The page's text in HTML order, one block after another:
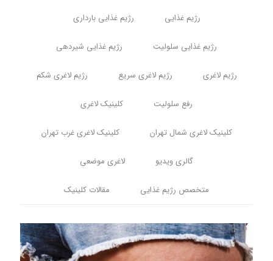
رژیم غذایی رژیم غذایی بارداری
رژیم غذایی سلولیت رژیم غذایی شیردهی
رژیم لاغری رژیم لاغری سریع رژیم لاغری شکم
رفع سلولیت کلینیک لاغری
کلینیک لاغری شمال تهران کلینیک لاغری غرب تهران
گالری ویدیو لاغری موضعی
متخصص رژیم غذایی مقالات کلینیک